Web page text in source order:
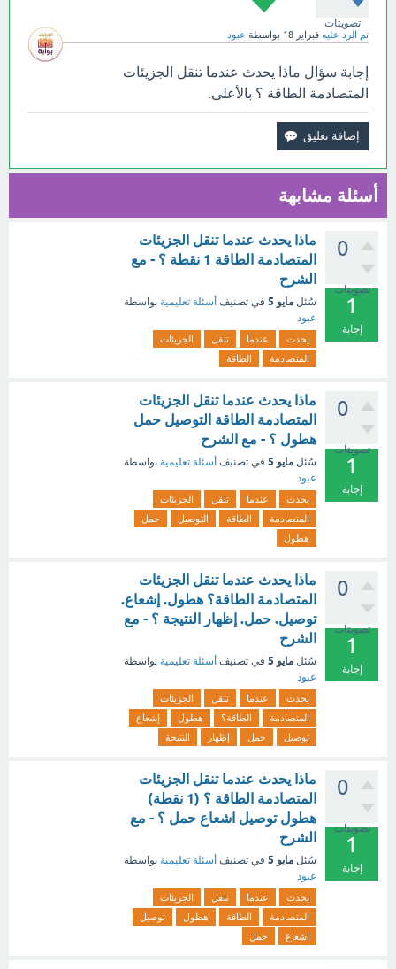
تصويتات
تم الرد عليه فبراير 18 بواسطة عبود
إجابة سؤال ماذا يحدث عندما تنقل الجزيئات
المتصادمة الطاقة ؟ بالأعلى.
أسئلة مشابهة
0
تصويتات
1
إجابة
ماذا يحدث عندما تنقل الجزيئات
المتصادمة الطاقة 1 نقطة ؟ - مع
الشرح
سُئل مايو 5 في تصنيف أسئلة تعليمية بواسطة
عبود
يحدث عندما تنقل
الجزيئات
المتصادمة
الطاقة
0
تصويتات
1
إجابة
ماذا يحدث عندما تنقل الجزيئات
المتصادمة الطاقة التوصيل حمل
هطول ؟ - مع الشرح
سُئل مايو 5 في تصنيف أسئلة تعليمية بواسطة
عبود
يحدث عندما تنقل
الجزيئات
المتصادمة
الطاقة التوصيل
حمل
هطول
0
تصويتات
1
إجابة
ماذا يحدث عندما تنقل الجزيئات
المتصادمة الطاقة؟ هطول. إشعاع.
توصيل. حمل. إظهار النتيجة ؟ - مع
الشرح
سُئل مايو 5 في تصنيف أسئلة تعليمية بواسطة
عبود
يحدث عندما تنقل
الجزيئات
المتصادمة
الطاقة؟ هطول
إشعاع
توصيل
حمل إظهار النتيجة
0
تصويتات
1
إجابة
ماذا يحدث عندما تنقل الجزيئات
المتصادمة الطاقة ؟ (1 نقطة)
هطول توصيل اشعاع حمل ؟ - مع
الشرح
سُئل مايو 5 في تصنيف أسئلة تعليمية بواسطة
عبود
يحدث عندما تنقل
الجزيئات
المتصادمة
الطاقة هطول
توصيل
اشعاع
حمل